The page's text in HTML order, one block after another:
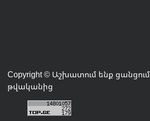
Copyright © Աշխատում ենք ցանցում
թվականից